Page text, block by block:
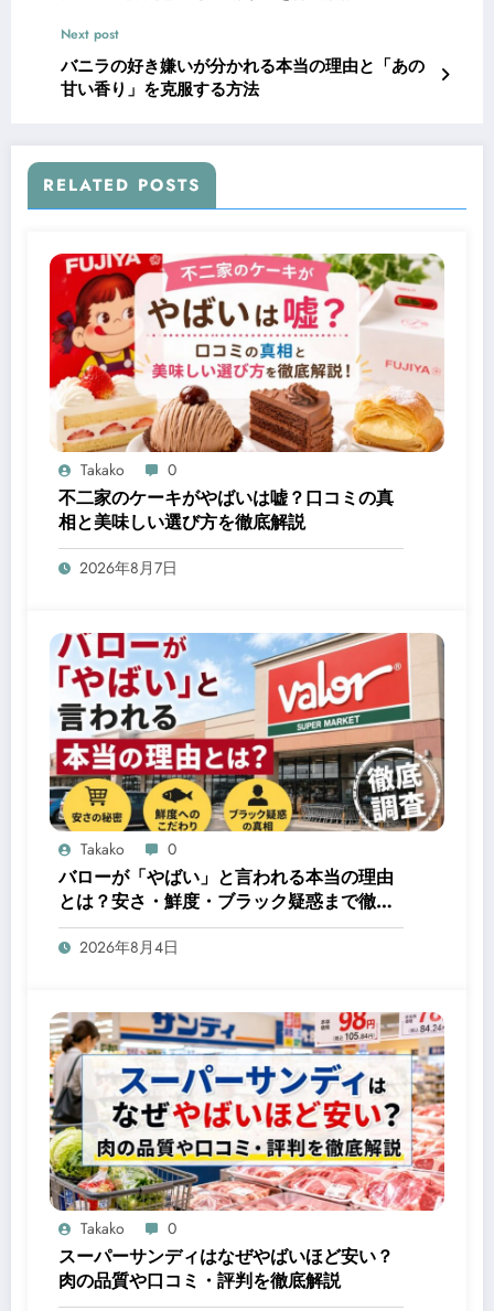
Next post
バニラの好き嫌いが分かれる本当の理由と「あの
甘い香り」を克服する方法
RELATED POSTS
Takako 0
不二家のケーキがやばいは嘘？口コミの真
相と美味しい選び方を徹底解説
2026年8月7日
Takako 0
バローが「やばい」と言われる本当の理由
とは？安さ・鮮度・ブラック疑惑まで徹底
調査
2026年8月4日
Takako 0
スーパーサンディはなぜやばいほど安い？
肉の品質や口コミ・評判を徹底解説